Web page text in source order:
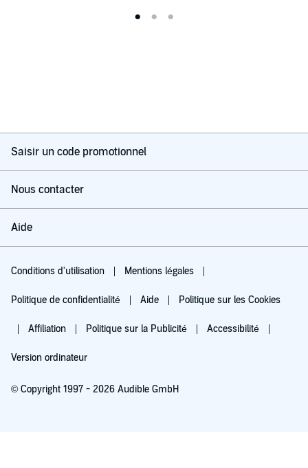
Saisir un code promotionnel
Nous contacter
Aide
Conditions d'utilisation Mentions légales
Politique de confidentialité Aide Politique sur les Cookies
Affiliation Politique sur la Publicité Accessibilité
Version ordinateur
© Copyright 1997 - 2026 Audible GmbH